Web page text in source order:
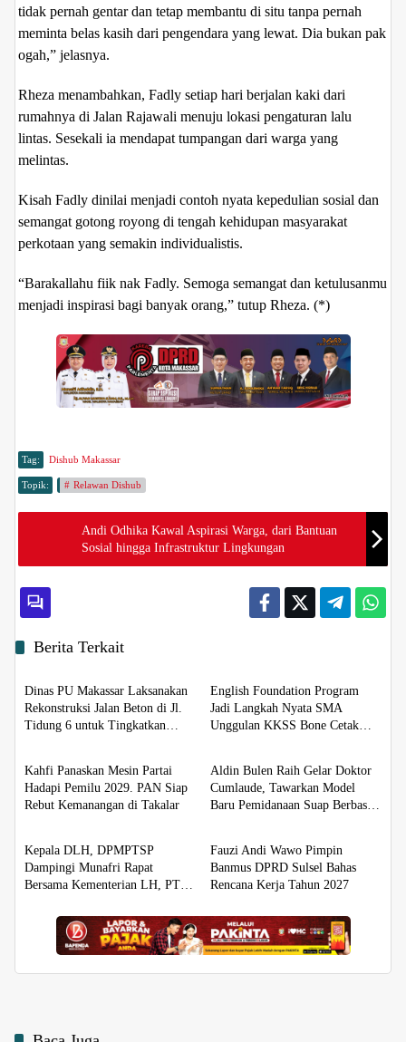
tidak pernah gentar dan tetap membantu di situ tanpa pernah
meminta belas kasih dari pengendara yang lewat. Dia bukan pak
ogah,” jelasnya.
Rheza menambahkan, Fadly setiap hari berjalan kaki dari
rumahnya di Jalan Rajawali menuju lokasi pengaturan lalu
lintas. Sesekali ia mendapat tumpangan dari warga yang
melintas.
Kisah Fadly dinilai menjadi contoh nyata kepedulian sosial dan
semangat gotong royong di tengah kehidupan masyarakat
perkotaan yang semakin individualistis.
“Barakallahu fiik nak Fadly. Semoga semangat dan ketulusanmu
menjadi inspirasi bagi banyak orang,” tutup Rheza. (*)
Tag: Dishub Makassar
Topik: Relawan Dishub
Andi Odhika Kawal Aspirasi Warga, dari Bantuan
Sosial hingga Infrastruktur Lingkungan
Berita Terkait
Berita
Dinas PU Makassar Laksanakan
Rekonstruksi Jalan Beton di Jl.
Tidung 6 untuk Tingkatkan
English Foundation Program
Jadi Langkah Nyata SMA
Unggulan KKSS Bone Cetak
Berita
Kahfi Panaskan Mesin Partai
Hadapi Pemilu 2029. PAN Siap
Rebut Kemanangan di Takalar
Berita
Aldin Bulen Raih Gelar Doktor
Cumlaude, Tawarkan Model
Baru Pemidanaan Suap Berbasis
Berita
Kepala DLH, DPMPTSP
Dampingi Munafri Rapat
Bersama Kementerian LH, PT
Berita
Fauzi Andi Wawo Pimpin
Banmus DPRD Sulsel Bahas
Rencana Kerja Tahun 2027